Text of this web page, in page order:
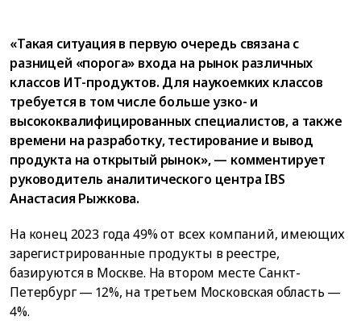
«Такая ситуация в первую очередь связана с
разницей «порога» входа на рынок различных
классов ИТ-продуктов. Для наукоемких классов
требуется в том числе больше узко- и
высококвалифицированных специалистов, а также
времени на разработку, тестирование и вывод
продукта на открытый рынок», — комментирует
руководитель аналитического центра IBS
Анастасия Рыжкова.
На конец 2023 года 49% от всех компаний, имеющих
зарегистрированные продукты в реестре,
базируются в Москве. На втором месте Санкт-
Петербург — 12%, на третьем Московская область —
4%.